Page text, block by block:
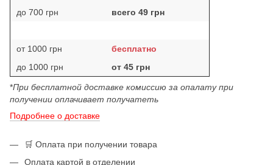
до 700 грн
всего 49 грн
от 1000 грн
бесплатно
до 1000 грн
от 45 грн
*При бесплатной доставке комиссию за опалату при
получении оплачивает получатеть
Подробнее о доставке
🛒 Оплата при получении товара
Оплата картой в отделении